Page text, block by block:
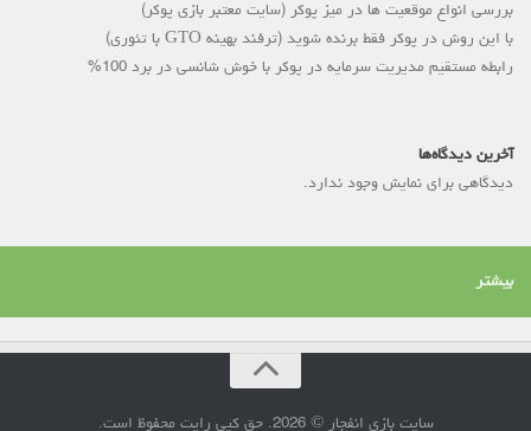
بررسی انواع موقعیت ها در میز پوکر (سایت معتبر بازی پوکر)
با این روش در پوکر فقط برنده شوید (ترفند بهینه GTO با تئوری)
رابطه مستقیم مدیریت سرمایه در پوکر با خوش شانسی در برد 100%
آخرین دیدگاه‌ها
دیدگاهی برای نمایش وجود ندارد.
بیشتر
سایت بازی انفجار © 2026. حق کپی رایت محفوظ است.